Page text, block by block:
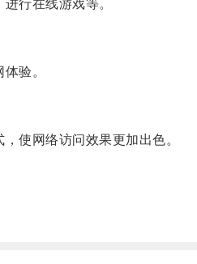
行在线游戏等。
验。
使网络访问效果更加出色。